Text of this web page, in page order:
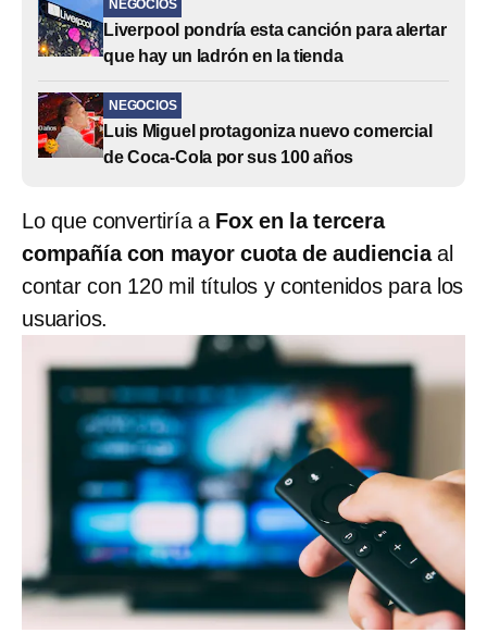
NEGOCIOS
Liverpool pondría esta canción para alertar
que hay un ladrón en la tienda
NEGOCIOS
Luis Miguel protagoniza nuevo comercial
de Coca-Cola por sus 100 años
Lo que convertiría a Fox en la tercera
compañía con mayor cuota de audienciaal
contar con 120 mil títulos y contenidos para los
usuarios.